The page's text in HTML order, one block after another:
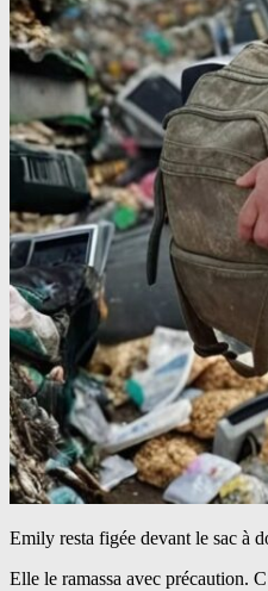
Emily resta figée devant le sac à
Elle le ramassa avec précaution.